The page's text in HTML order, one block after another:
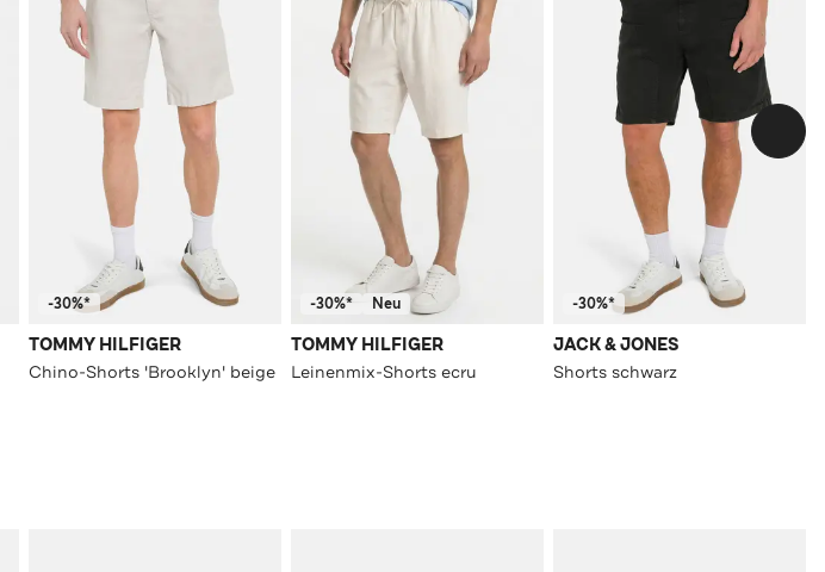
-30%*
TOMMY HILFIGER
Chino-Shorts 'Brooklyn' beige
-30%* Neu
TOMMY HILFIGER
Leinenmix-Shorts ecru
-30%*
JACK & JONES
Shorts schwarz